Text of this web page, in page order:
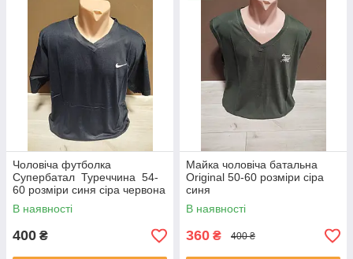
Чоловіча футболка
Супербатал Туреччина 54-
60 розміри синя сіра червона
В наявності
400 ₴
Майка чоловіча батальна
Original 50-60 розміри сіра
синя
В наявності
360 ₴ 400 ₴